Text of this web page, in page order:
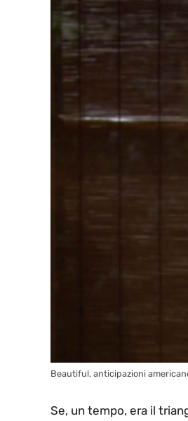
Beautiful, anticipazioni
Se, un tempo, era il